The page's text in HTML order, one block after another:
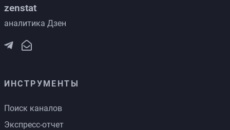
zenstat
аналитика Дзен
ИНСТРУМЕНТЫ
Поиск каналов
Экспресс-отчет